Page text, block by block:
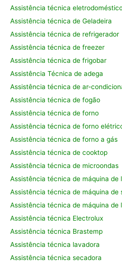
Assistência técnica
Assistência técnica de Geladeira
Assistência técnica de refrigerador
Assistência técnica de freezer
Assistência técnica de frigobar
Assistência Técnica de adega
Assistência técnica de ar-
Assistência técnica de fogão
Assistência técnica de forno
Assistência técnica de forno
Assistência técnica de forno a gás
Assistência técnica de cooktop
Assistência técnica de microondas
Assistência técnica de máquina de
Assistência técnica de máquina de
Assistência técnica de máquina de
Assistência técnica Electrolux
Assistência técnica Brastemp
Assistência técnica lavadora
Assistência técnica secadora